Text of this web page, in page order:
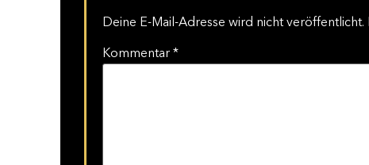
Deine E-Mail-Adresse wird nicht veröffentlicht.
Kommentar*